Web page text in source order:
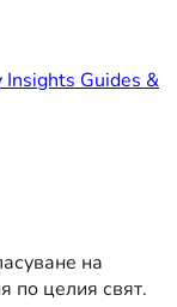
Insights Guides &
на
по целия свят.